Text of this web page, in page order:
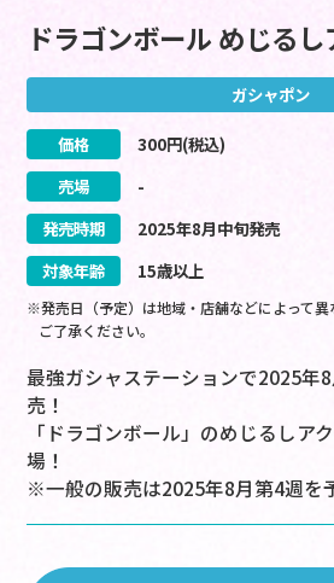
ドラゴンボール めじる
ガシャポン
価格 300円(税込)
売場
-
発売時期
2025年8月中旬発売
対象年齢
15歳以上
※発売日（予定）は地域・店舗などによって
ご了承ください。
最強ガシャステーションで2025年
売！
「ドラゴンボール」のめじるしア
場！
※一般の販売は2025年8月第4週を